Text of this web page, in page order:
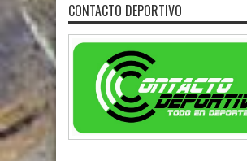
CONTACTO DEPORTIVO